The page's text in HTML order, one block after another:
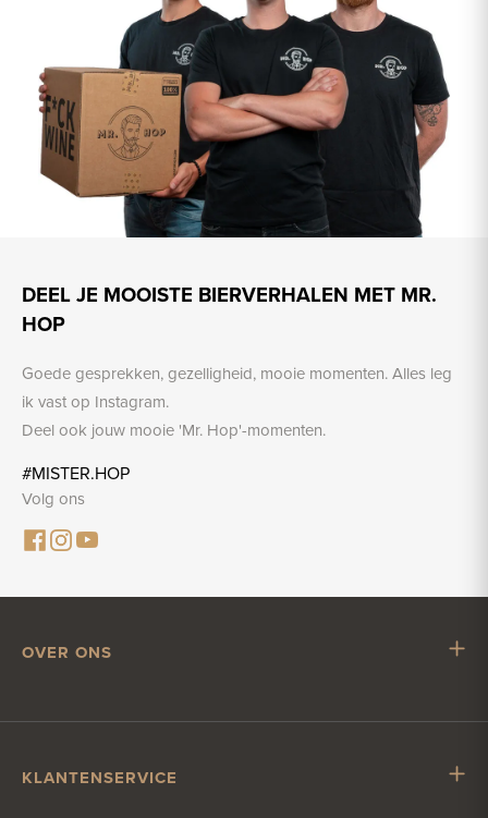
DEEL JE MOOISTE BIERVERHALEN MET MR.
HOP
Goede gesprekken, gezelligheid, mooie momenten. Alles leg
ik vast op Instagram.
Deel ook jouw mooie 'Mr. Hop'-momenten.
#MISTER.HOP
Volg ons
OVER ONS
Vacatures
KLANTENSERVICE